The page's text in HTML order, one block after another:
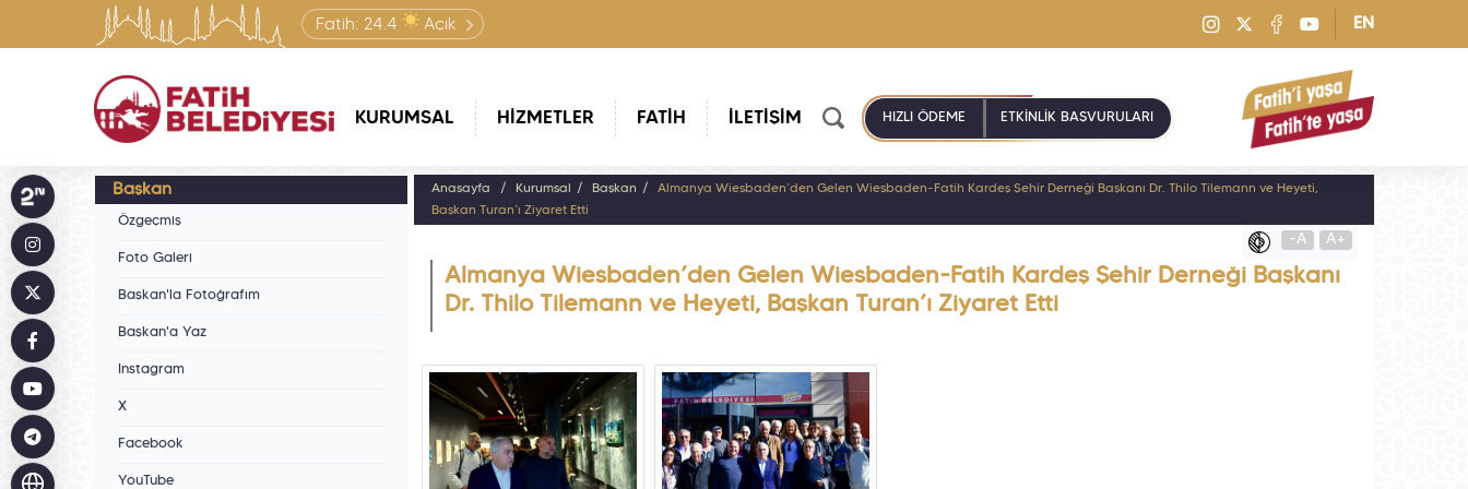
Fatih: 24.4 Açık EN
KURUMSAL HİZMETLER FATİH İLETİŞİM HIZLI ÖDEME ETKİNLİK BAŞVURULARI
Başkan
Özgeçmiş
Foto Galeri
Başkan'la Fotoğrafım
Başkan'a Yaz
Instagram
X
Facebook
YouTube
Anasayfa Kurumsal Başkan
Almanya Wiesbaden’den Gelen Wiesbaden-Fatih Kardeş Şehir Derneği Başkanı Dr. Thilo Tilemann ve Heyeti,
Başkan Turan’ı Ziyaret Etti
-A A+
Almanya Wiesbaden’den Gelen Wiesbaden-Fatih Kardeş Şehir Derneği Başkanı
Dr. Thilo Tilemann ve Heyeti, Başkan Turan’ı Ziyaret Etti